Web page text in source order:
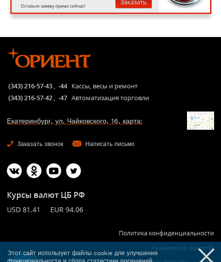
(343) 216-57-43 , -44 Кассы, весы и ремонт
(343) 216-57-42 , -47 Автоматизация торговли
Екатеринбург, ул. Чайковского, 16, карта:
Заказать звонок Написать письмо
Курсы валют ЦБ РФ
USD 81.41 EUR 94.06
Политика конфиденциальности
Не является офертой
Этот сайт использует файлы cookie для улучшения